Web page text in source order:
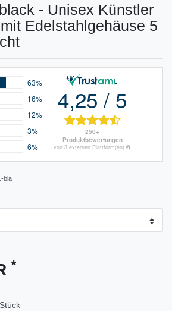
- Unisex Künstler
Edelstahlgehäuse 5
bla
*